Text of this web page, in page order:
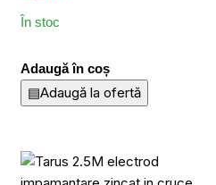
În stoc
Adaugă în coș
▤Adaugă la ofertă